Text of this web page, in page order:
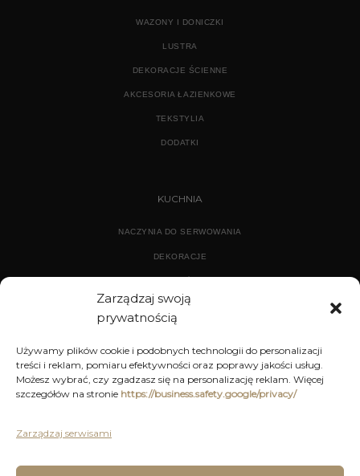
Zarządzaj swoją
prywatnością
Używamy plików cookie i podobnych technologii do personalizacji
treści i reklam, pomiaru efektywności oraz poprawy jakości usług.
Możesz wybrać, czy zgadzasz się na personalizację reklam. Więcej
szczegółów na stronie https://business.safety.google/privacy/
Zarządzaj serwisami
WAZONY I DONICZKI
LUSTRA
DEKORACJE ŚCIENNE
AKCESORIA ŁAZIENKOWE
TEKSTYLIA
DODATKI
KUCHNIA
NACZYNIA DO SERWOWANIA
DEKORACJE
DEKORACJE
KUCHNIA